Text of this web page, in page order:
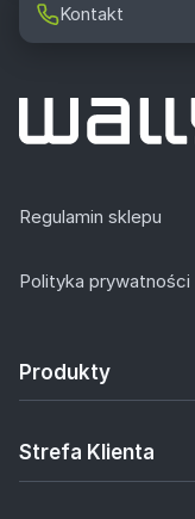
Kontakt
Regulamin sklepu
Polityka prywatności
Produkty
Strefa Klienta